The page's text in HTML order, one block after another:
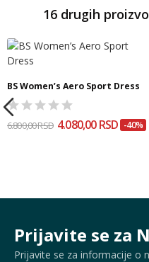
16 drugih
BS Women’s Aero Sport Dress
6.800,00 RSD 4.080,00 RSD -40%
Prijavite se za
Prijavite se za informacije o